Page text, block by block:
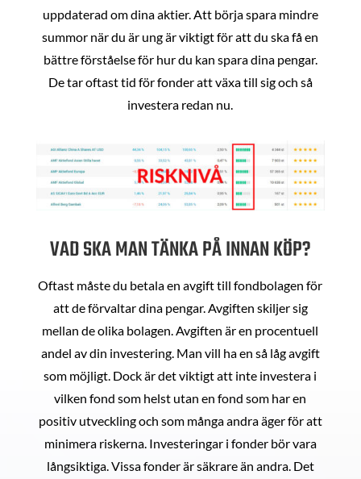
uppdaterad om dina aktier. Att börja spara mindre
summor när du är ung är viktigt för att du ska få en
bättre förståelse för hur du kan spara dina pengar.
De tar oftast tid för fonder att växa till sig och så
investera redan nu.
VAD SKA MAN TÄNKA PÅ INNAN KÖP?
Oftast måste du betala en avgift till fondbolagen för
att de förvaltar dina pengar. Avgiften skiljer sig
mellan de olika bolagen. Avgiften är en procentuell
andel av din investering. Man vill ha en så låg avgift
som möjligt. Dock är det viktigt att inte investera i
vilken fond som helst utan en fond som har en
positiv utveckling och som många andra äger för att
minimera riskerna. Investeringar i fonder bör vara
långsiktiga. Vissa fonder är säkrare än andra. Det